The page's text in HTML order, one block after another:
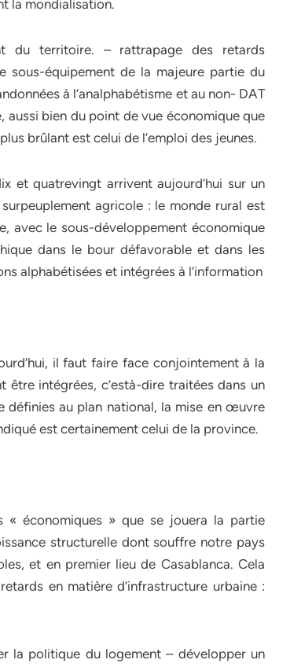
la mondialisation.
du territoire. – rattrapage des retards
sous-équipement de la majeure partie du
à l’analphabétisme et au non- DAT
aussi bien du point de vue économique que
brûlant est celui de l’emploi des jeunes.
et quatrevingt arrivent aujourd’hui sur un
agricole : le monde rural est
avec le sous-développement économique
dans le bour défavorable et dans les
alphabétisées et intégrées à l’information
il faut faire face conjointement à la
intégrées, c’està-dire traitées dans un
définies au plan national, la mise en œuvre
est certainement celui de la province.
« économiques » que se jouera la partie
structurelle dont souffre notre pays
et en premier lieu de Casablanca. Cela
en matière d’infrastructure urbaine :
la politique du logement – développer un